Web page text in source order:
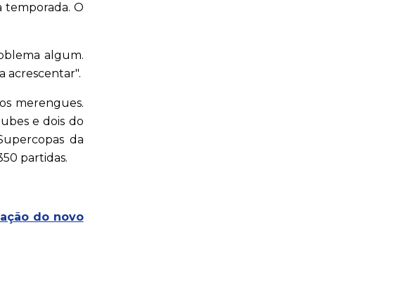
temporada. O
algum.
acrescentar".
merengues.
e dois do
da
partidas.
do novo